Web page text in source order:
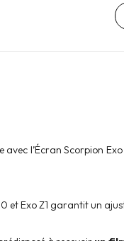
l’Écran Scorpion
et Exo Z1 garantit un